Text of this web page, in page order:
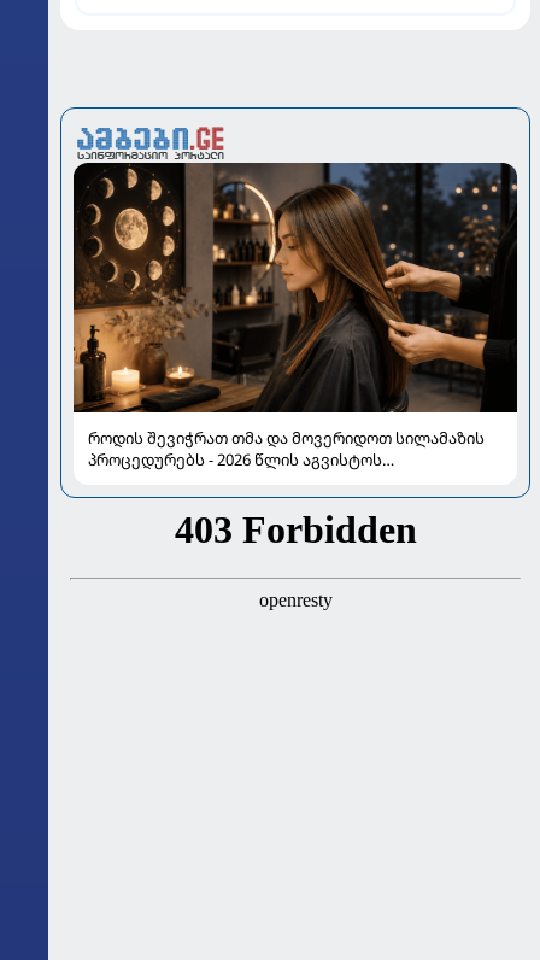
როდის შევიჭრათ თმა და მოვერიდოთ სილამაზის
პროცედურებს - 2026 წლის აგვისტოს